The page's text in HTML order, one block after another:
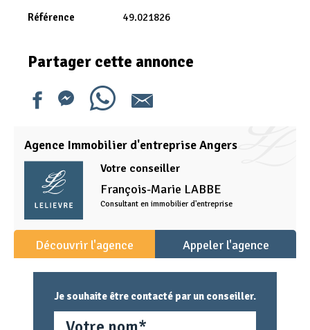
Référence 49.021826
Partager cette annonce
Agence Immobilier d'entreprise Angers
Votre conseiller
François-Marie LABBE
Consultant en immobilier d'entreprise
Découvrir l'agence Appeler l'agence
Je souhaite être contacté par un conseiller.